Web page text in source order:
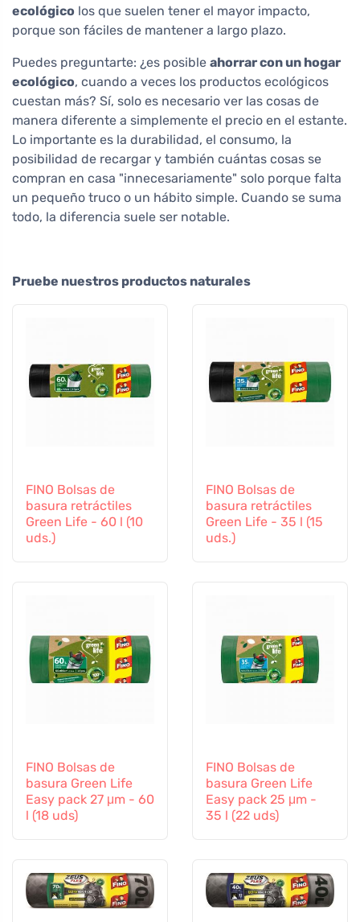
ecológico los que suelen tener el mayor impacto,
porque son fáciles de mantener a largo plazo.
Puedes preguntarte: ¿es posible ahorrar con un hogar
ecológico, cuando a veces los productos ecológicos
cuestan más? Sí, solo es necesario ver las cosas de
manera diferente a simplemente el precio en el estante.
Lo importante es la durabilidad, el consumo, la
posibilidad de recargar y también cuántas cosas se
compran en casa "innecesariamente" solo porque falta
un pequeño truco o un hábito simple. Cuando se suma
todo, la diferencia suele ser notable.
Pruebe nuestros productos naturales
FINO Bolsas de
basura retráctiles
Green Life - 60 l (10
uds.)
FINO Bolsas de
basura retráctiles
Green Life - 35 l (15
uds.)
FINO Bolsas de
basura Green Life
Easy pack 27 μm - 60
l (18 uds)
FINO Bolsas de
basura Green Life
Easy pack 25 μm -
35 l (22 uds)